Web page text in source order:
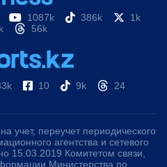
1087k 386k
1k
56k
10 9k 24
учет, переучет периодического
агентства и сетевого
15.03.2019 Комитетом связи,
Министерства по